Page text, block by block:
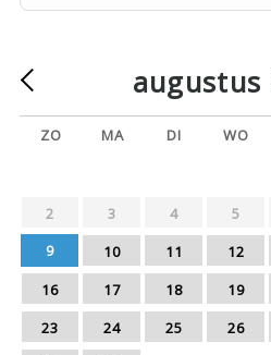
augustus
ZO MA DI WO
2
3 4 5
9
10 11 12
16
17 18 19
23
24 25 26